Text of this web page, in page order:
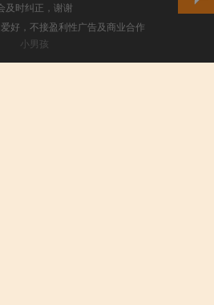
及时纠正，谢谢
好，不接盈利性广告及商业合作
小男孩